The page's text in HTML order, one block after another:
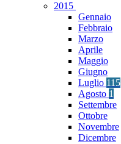
2015
Gennaio
Febbraio
Marzo
Aprile
Maggio
Giugno
Luglio 115
Agosto 1
Settembre
Ottobre
Novembre
Dicembre